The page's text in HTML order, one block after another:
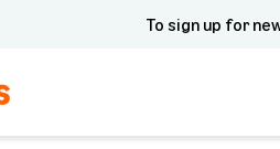
To sign up for